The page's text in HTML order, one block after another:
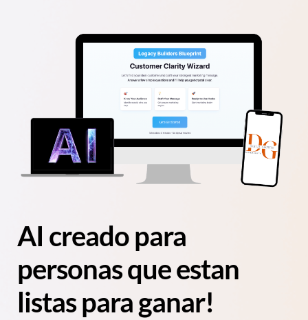
AI creado para
personas que estan
listas para ganar!